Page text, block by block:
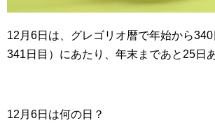
12月6日は、グレゴリオ暦で年始から
341日目）にあたり、年末まであと25日
12月6日は何の日？